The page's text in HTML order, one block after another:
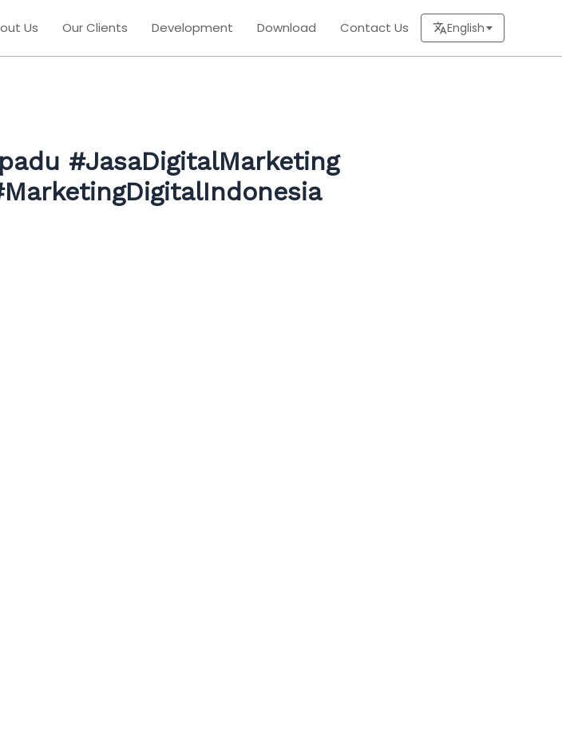
Us Our Clients Development Download Contact Us English
#JasaDigitalMarketing